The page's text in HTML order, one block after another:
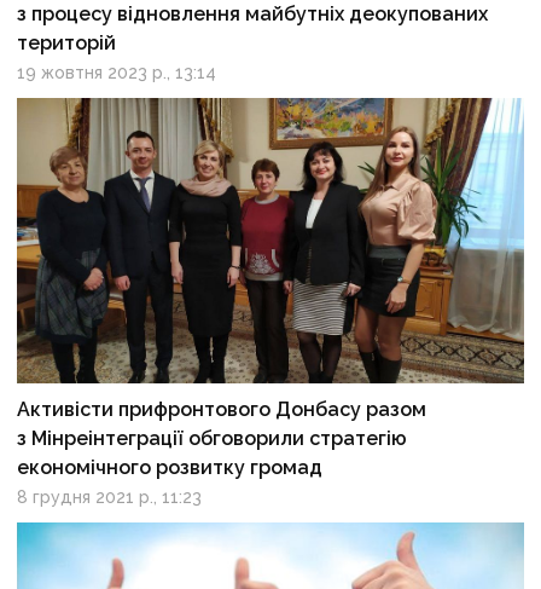
з процесу відновлення майбутніх деокупованих
територій
19 жовтня 2023 р., 13:14
Активісти прифронтового Донбасу разом
з Мінреінтеграції обговорили стратегію
економічного розвитку громад
8 грудня 2021 р., 11:23